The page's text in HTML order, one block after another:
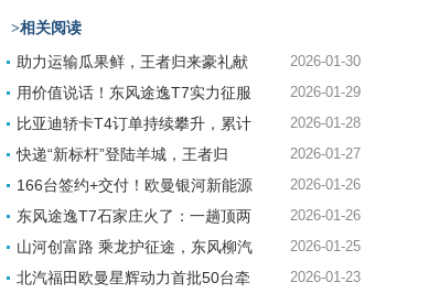
>相关阅读
助力运输瓜果鲜，王者归来豪礼献 2026-01-30
用价值说话！东风途逸T7实力征服 2026-01-29
比亚迪轿卡T4订单持续攀升，累计 2026-01-28
快递“新标杆”登陆羊城，王者归 2026-01-27
166台签约+交付！欧曼银河新能源 2026-01-26
东风途逸T7石家庄火了：一趟顶两 2026-01-26
山河创富路 乘龙护征途，东风柳汽 2026-01-25
北汽福田欧曼星辉动力首批50台牵 2026-01-23